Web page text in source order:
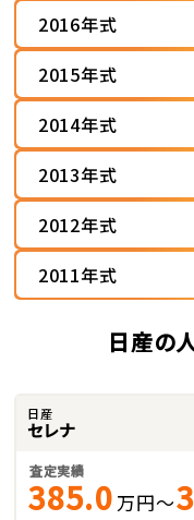
2016年式
2015年式
2014年式
2013年式
2012年式
2011年式
日産の
日産
セレナ
査定実績
385.0 万円～